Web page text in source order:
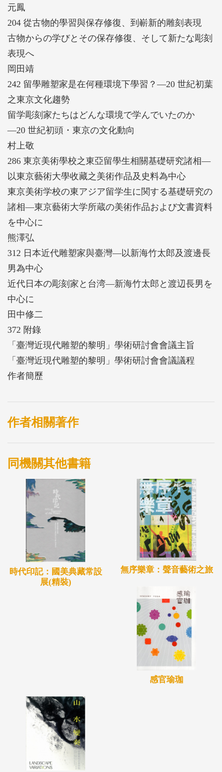
元鳳
204 從古物的學習與保存修復、到嶄新的雕刻表現
古物からの学びとその保存修復、そして新たな彫刻
表現へ
岡田靖
242 留學雕塑家是在何種環境下學習？—20 世紀初葉
之東京文化趨勢
留学彫刻家たちはどんな環境で学んでいたのか
—20 世紀初頭・東京の文化動向
村上敬
286 東京美術學校之東亞留學生相關基礎研究諸相—
以東京藝術大學收藏之美術作品及史料為中心
東京美術学校の東アジア留学生に関する基礎研究の
諸相—東京藝術大学所蔵の美術作品および文書資料
を中心に
熊澤弘
312 日本近代雕塑家與臺灣—以新海竹太郎及渡邊長
男為中心
近代日本の彫刻家と台湾—新海竹太郎と渡辺長男を
中心に
田中修二
372 附錄
「臺灣近現代雕塑的黎明」學術研討會會議主旨
「臺灣近現代雕塑的黎明」學術研討會會議議程
作者簡歷
作者相關著作
同機關其他書籍
時代印記：國美典藏常設
展(精裝)
無序樂章：聲音藝術之旅
感官瑜珈